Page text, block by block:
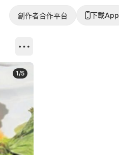
創作者合作平台 下載App
1/5